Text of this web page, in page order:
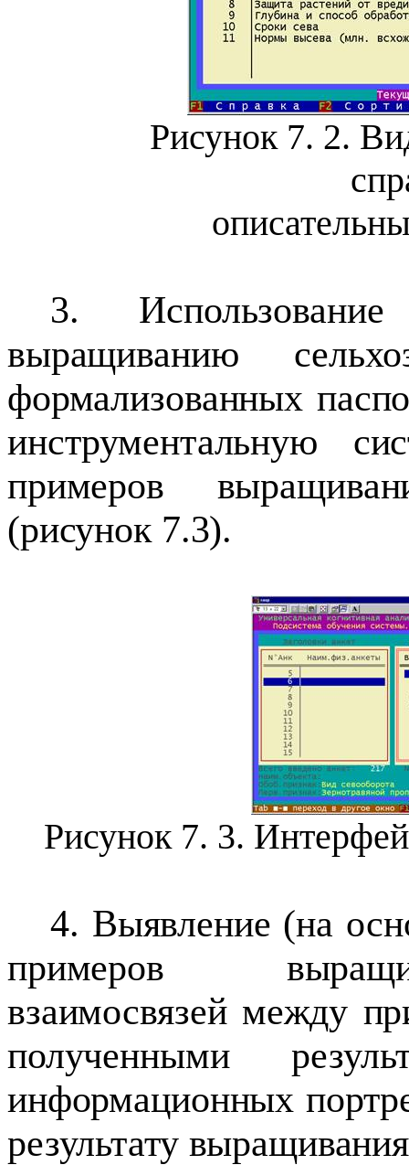
Рисунок 7. 2.
3.
выращиванию
формализованных
инструментальную
примеров
(рисунок 7.3).
Рисунок 7. 3.
4. Выявление (на
примеров
взаимосвязей между
полученными
информационных
результату